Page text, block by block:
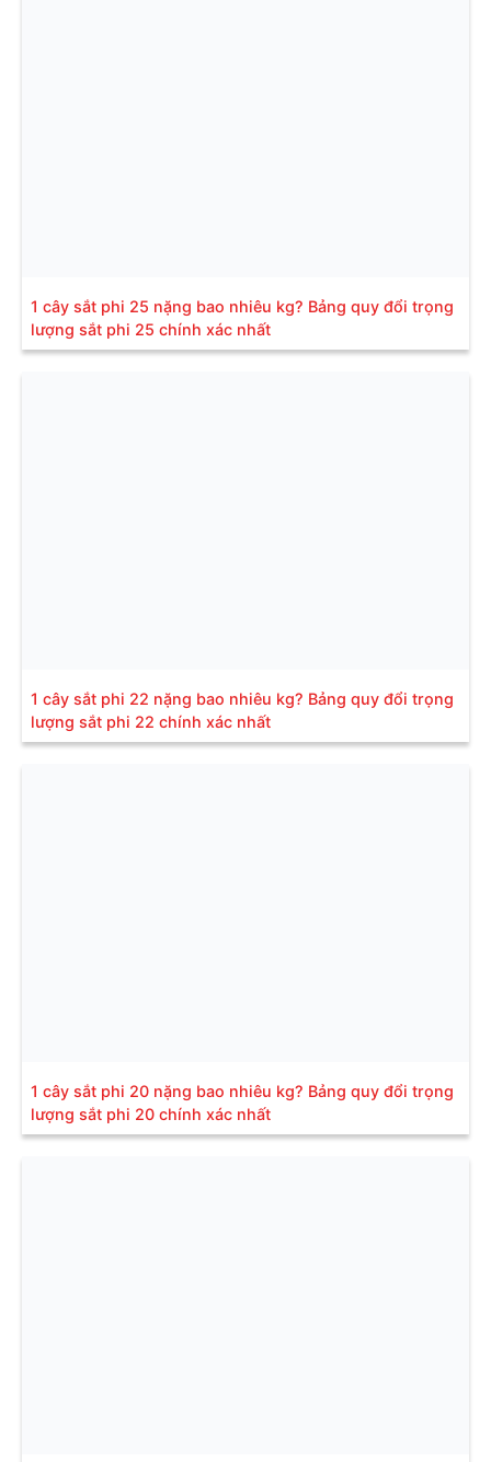
1 cây sắt phi 25 nặng bao nhiêu kg? Bảng quy đổi trọng
lượng sắt phi 25 chính xác nhất
1 cây sắt phi 22 nặng bao nhiêu kg? Bảng quy đổi trọng
lượng sắt phi 22 chính xác nhất
1 cây sắt phi 20 nặng bao nhiêu kg? Bảng quy đổi trọng
lượng sắt phi 20 chính xác nhất